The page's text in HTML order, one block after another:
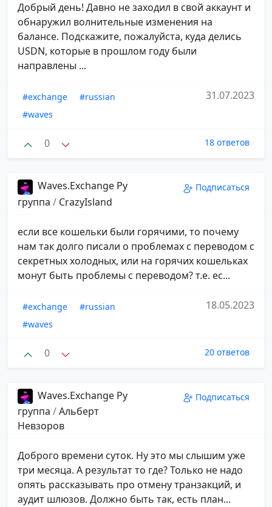
Добрый день! Давно не заходил в свой аккаунт и
обнаружил волнительные изменения на
балансе. Подскажите, пожалуйста, куда делись
USDN, которые в прошлом году были
направлены ...
#exchange
#russian
#waves
31.07.2023
0 18 ответов
Waves.Exchange Ру
группа / CrazyIsland
Подписаться
если все кошельки были горячими, то почему
нам так долго писали о проблемах с переводом с
секретных холодных, или на горячих кошельках
монут быть проблемы с переводом? т.е. ес...
#exchange
#russian
#waves
18.05.2023
0 20 ответов
Waves.Exchange Ру
группа /Альберт
Невзоров
Подписаться
Доброго времени суток. Ну это мы слышим уже
три месяца. А результат то где? Только не надо
опять рассказывать про отмену транзакций, и
аудит шлюзов. Должно быть так, есть план...